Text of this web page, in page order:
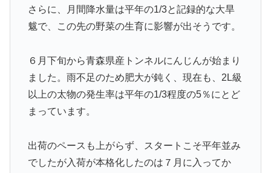
さらに、月間降水量は平年の1/3と記録的な大旱
魃で、この先の野菜の生育に影響が出そうです。
６月下旬から青森県産トンネルにんじんが始まり
ました。雨不足のため肥大が鈍く、現在も、2L級
以上の太物の発生率は平年の1/3程度の5％にとど
まっています。
出荷のペースも上がらず、スタートこそ平年並み
でしたが入荷が本格化したのは７月に入ってか